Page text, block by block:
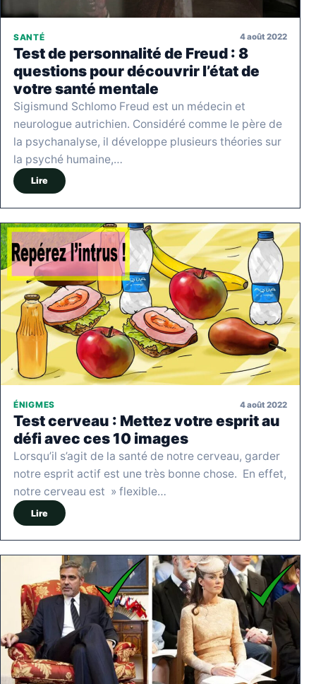
SANTÉ 4 août 2022
Test de personnalité de Freud : 8
questions pour découvrir l’état de
votre santé mentale
Sigismund Schlomo Freud est un médecin et
neurologue autrichien. Considéré comme le père de
la psychanalyse, il développe plusieurs théories sur
la psyché humaine,…
Lire
ÉNIGMES 4 août 2022
Test cerveau : Mettez votre esprit au
défi avec ces 10 images
Lorsqu’il s’agit de la santé de notre cerveau, garder
notre esprit actif est une très bonne chose. En effet,
notre cerveau est » flexible…
Lire